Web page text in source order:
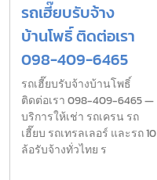
รถเฮี๊ยบรับจ้าง
บ้านโพธิ์ ติดต่อเรา
098-409-6465
รถเฮี๊ยบรับจ้างบ้านโพธิ์
ติดต่อเรา 098-409-6465 —
บริการให้เช่า รถเครน รถ
เฮี๊ยบ รถเทรลเลอร์ และรถ 10
ล้อรับจ้างทั่วไทย ร